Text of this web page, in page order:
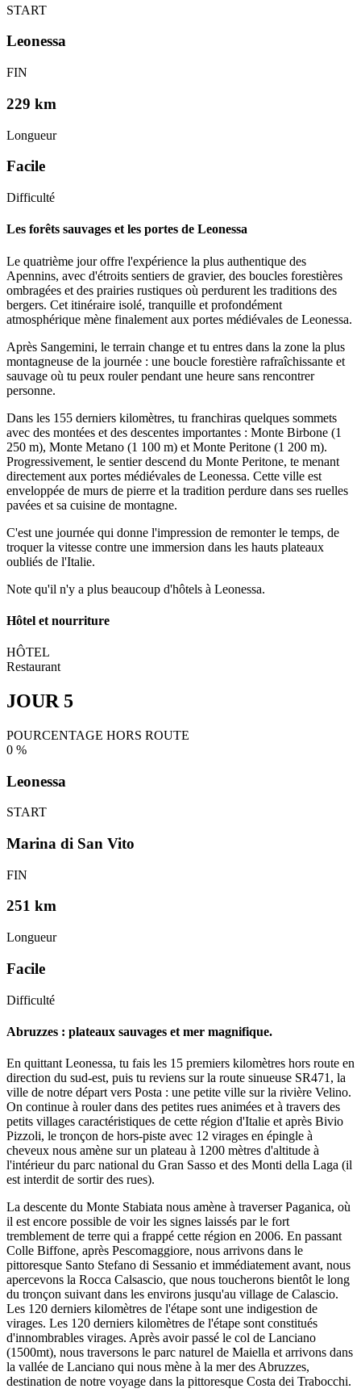
START
Leonessa
FIN
229 km
Longueur
Facile
Difficulté
Les forêts sauvages et les portes de Leonessa
Le quatrième jour offre l'expérience la plus authentique des
Apennins, avec d'étroits sentiers de gravier, des boucles forestières
ombragées et des prairies rustiques où perdurent les traditions des
bergers. Cet itinéraire isolé, tranquille et profondément
atmosphérique mène finalement aux portes médiévales de Leonessa.
Après Sangemini, le terrain change et tu entres dans la zone la plus
montagneuse de la journée : une boucle forestière rafraîchissante et
sauvage où tu peux rouler pendant une heure sans rencontrer
personne.
Dans les 155 derniers kilomètres, tu franchiras quelques sommets
avec des montées et des descentes importantes : Monte Birbone (1
250 m), Monte Metano (1 100 m) et Monte Peritone (1 200 m).
Progressivement, le sentier descend du Monte Peritone, te menant
directement aux portes médiévales de Leonessa. Cette ville est
enveloppée de murs de pierre et la tradition perdure dans ses ruelles
pavées et sa cuisine de montagne.
C'est une journée qui donne l'impression de remonter le temps, de
troquer la vitesse contre une immersion dans les hauts plateaux
oubliés de l'Italie.
Note qu'il n'y a plus beaucoup d'hôtels à Leonessa.
Hôtel et nourriture
HÔTEL
Restaurant
JOUR 5
POURCENTAGE HORS ROUTE
0 %
Leonessa
START
Marina di San Vito
FIN
251 km
Longueur
Facile
Difficulté
Abruzzes : plateaux sauvages et mer magnifique.
En quittant Leonessa, tu fais les 15 premiers kilomètres hors route en
direction du sud-est, puis tu reviens sur la route sinueuse SR471, la
ville de notre départ vers Posta : une petite ville sur la rivière Velino.
On continue à rouler dans des petites rues animées et à travers des
petits villages caractéristiques de cette région d'Italie et après Bivio
Pizzoli, le tronçon de hors-piste avec 12 virages en épingle à
cheveux nous amène sur un plateau à 1200 mètres d'altitude à
l'intérieur du parc national du Gran Sasso et des Monti della Laga (il
est interdit de sortir des rues).
La descente du Monte Stabiata nous amène à traverser Paganica, où
il est encore possible de voir les signes laissés par le fort
tremblement de terre qui a frappé cette région en 2006. En passant
Colle Biffone, après Pescomaggiore, nous arrivons dans le
pittoresque Santo Stefano di Sessanio et immédiatement avant, nous
apercevons la Rocca Calsascio, que nous toucherons bientôt le long
du tronçon suivant dans les environs jusqu'au village de Calascio.
Les 120 derniers kilomètres de l'étape sont une indigestion de
virages. Les 120 derniers kilomètres de l'étape sont constitués
d'innombrables virages. Après avoir passé le col de Lanciano
(1500mt), nous traversons le parc naturel de Maiella et arrivons dans
la vallée de Lanciano qui nous mène à la mer des Abruzzes,
destination de notre voyage dans la pittoresque Costa dei Trabocchi.